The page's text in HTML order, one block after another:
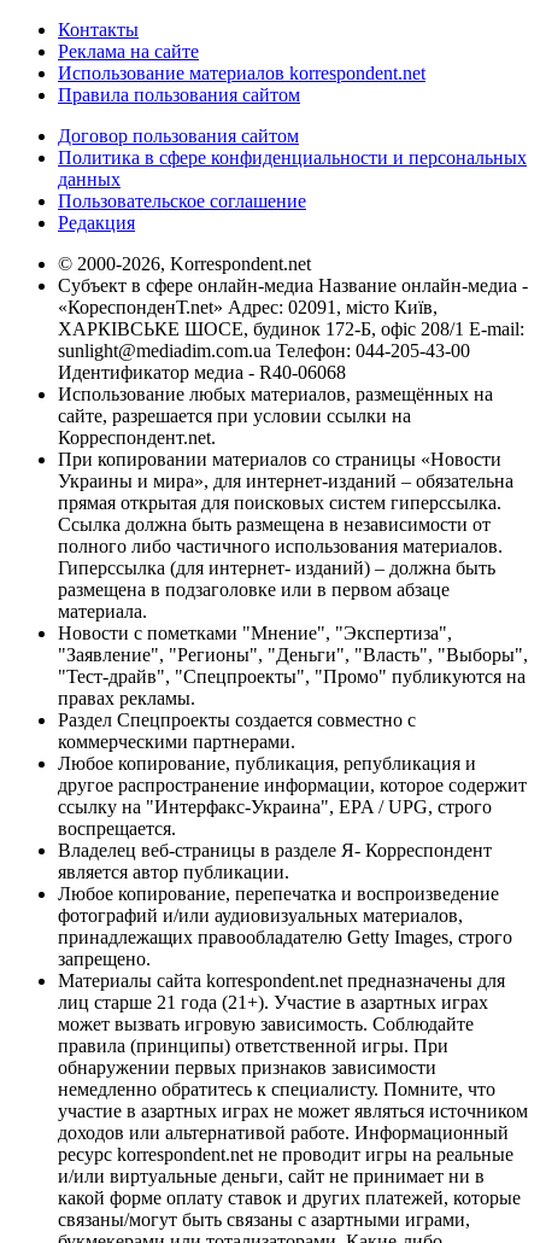
Контакты
Реклама на сайте
Использование материалов korrespondent.net
Правила пользования сайтом
Договор пользования сайтом
Политика в сфере конфиденциальности и персональных
данных
Пользовательское соглашение
Редакция
© 2000-2026, Korrespondent.net
Субъект в сфере онлайн-медиа Название онлайн-медиа -
«КореспонденТ.net» Адрес: 02091, місто Київ,
ХАРКІВСЬКЕ ШОСЕ, будинок 172-Б, офіс 208/1 E-mail:
sunlight@mediadim.com.ua Телефон: 044-205-43-00
Идентификатор медиа - R40-06068
Использование любых материалов, размещённых на
сайте, разрешается при условии ссылки на
Корреспондент.net.
При копировании материалов со страницы «Новости
Украины и мира», для интернет-изданий – обязательна
прямая открытая для поисковых систем гиперссылка.
Ссылка должна быть размещена в независимости от
полного либо частичного использования материалов.
Гиперссылка (для интернет- изданий) – должна быть
размещена в подзаголовке или в первом абзаце
материала.
Новости с пометками "Мнение", "Экспертиза",
"Заявление", "Регионы", "Деньги", "Власть", "Выборы",
"Тест-драйв", "Спецпроекты", "Промо" публикуются на
правах рекламы.
Раздел Спецпроекты создается совместно с
коммерческими партнерами.
Любое копирование, публикация, републикация и
другое распространение информации, которое содержит
ссылку на "Интерфакс-Украина", EPA / UPG, строго
воспрещается.
Владелец веб-страницы в разделе Я- Корреспондент
является автор публикации.
Любое копирование, перепечатка и воспроизведение
фотографий и/или аудиовизуальных материалов,
принадлежащих правообладателю Getty Images, строго
запрещено.
Материалы сайта korrespondent.net предназначены для
лиц старше 21 года (21+). Участие в азартных играх
может вызвать игровую зависимость. Соблюдайте
правила (принципы) ответственной игры. При
обнаружении первых признаков зависимости
немедленно обратитесь к специалисту. Помните, что
участие в азартных играх не может являться источником
доходов или альтернативой работе. Информационный
ресурс korrespondent.net не проводит игры на реальные
и/или виртуальные деньги, сайт не принимает ни в
какой форме оплату ставок и других платежей, которые
связаны/могут быть связаны с азартными играми,